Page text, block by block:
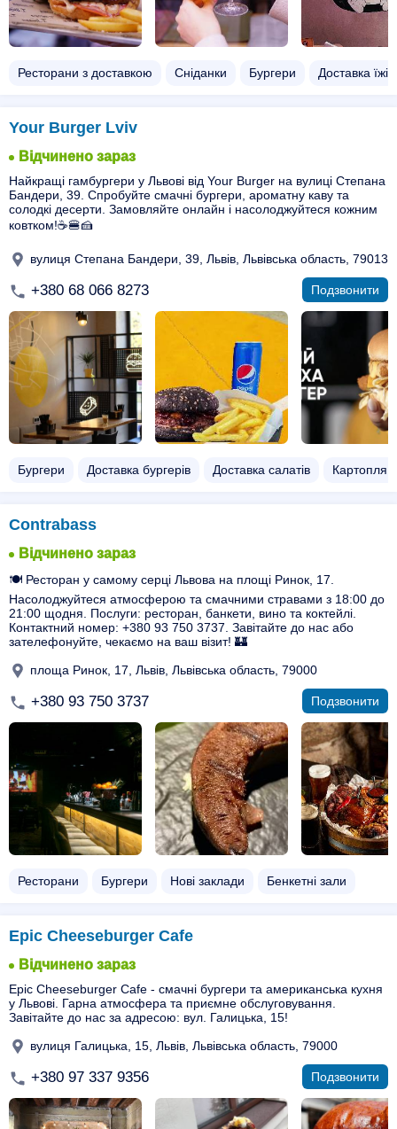
Ресторани з доставкою Сніданки Бургери Доставка їжі
Your Burger Lviv
Відчинено зараз
Найкращі гамбургери у Львові від Your Burger на вулиці Степана
Бандери, 39. Спробуйте смачні бургери, ароматну каву та
солодкі десерти. Замовляйте онлайн і насолоджуйтеся кожним
ковтком!☕🍔🍰
вулиця Степана Бандери, 39, Львів, Львівська область, 79013
+380 68 066 8273 Подзвонити
Бургери Доставка бургерів Доставка салатів Картопля
Contrabass
Відчинено зараз
🍽️ Ресторан у самому серці Львова на площі Ринок, 17.
Насолоджуйтеся атмосферою та смачними стравами з 18:00 до
21:00 щодня. Послуги: ресторан, банкети, вино та коктейлі.
Контактний номер: +380 93 750 3737. Завітайте до нас або
зателефонуйте, чекаємо на ваш візит! 🏰
площа Ринок, 17, Львів, Львівська область, 79000
+380 93 750 3737 Подзвонити
Ресторани Бургери Нові заклади Бенкетні зали
Epic Cheeseburger Cafe
Відчинено зараз
Epic Cheeseburger Cafe - смачні бургери та американська кухня
у Львові. Гарна атмосфера та приємне обслуговування.
Завітайте до нас за адресою: вул. Галицька, 15!
вулиця Галицька, 15, Львів, Львівська область, 79000
+380 97 337 9356 Подзвонити